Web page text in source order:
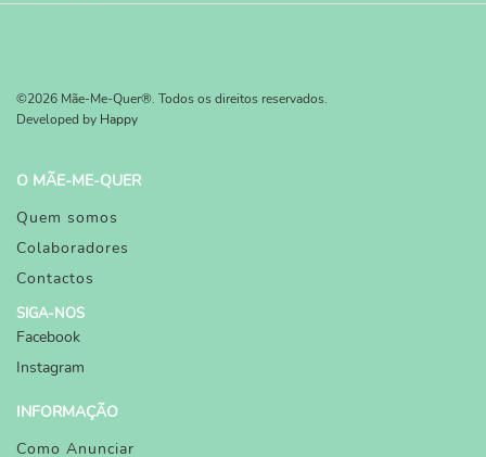
©2026 Mãe-Me-Quer®. Todos os direitos reservados.
Developed by Happy
O MÃE-ME-QUER
Quem somos
Colaboradores
Contactos
SIGA-NOS
Facebook
Instagram
INFORMAÇÃO
Como Anunciar